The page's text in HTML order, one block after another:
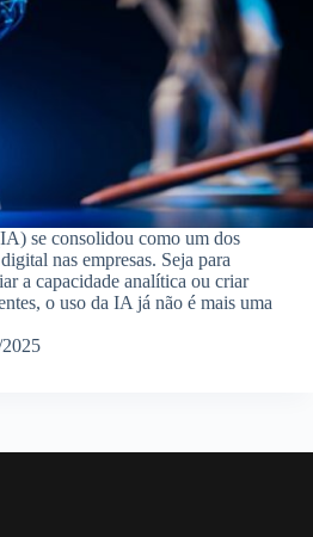
se consolidou como um dos
nas empresas. Seja para
a capacidade analítica ou criar
o uso da IA já não é mais uma